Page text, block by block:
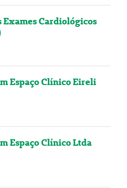
Cardiológicos
Espaço Clínico Eireli
Espaço Clínico Ltda